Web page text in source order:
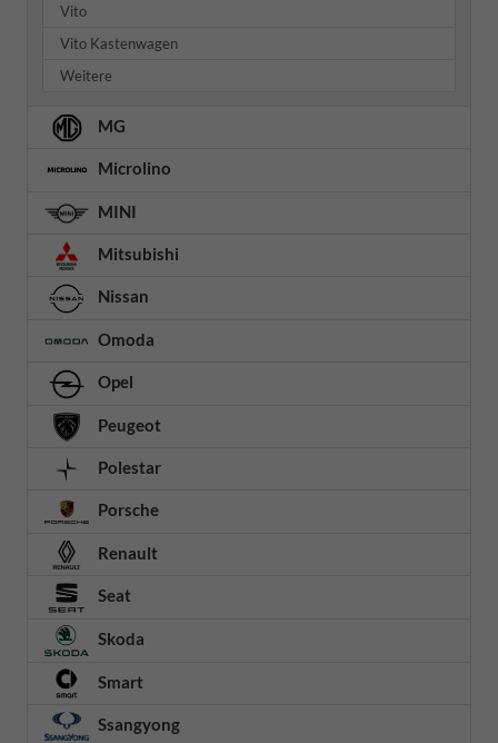
Vito
Vito Kastenwagen
Weitere
MG
Microlino
MINI
Mitsubishi
Nissan
Omoda
Opel
Peugeot
Polestar
Porsche
Renault
Seat
Skoda
Smart
Ssangyong